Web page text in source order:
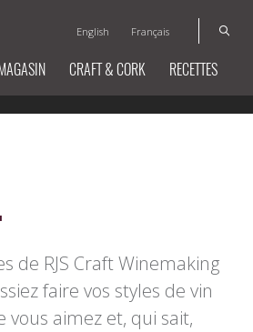
English Français
CRAFT & CORK RECETTES
de RJS Craft Winemaking
faire vos styles de vin
aimez et, qui sait,